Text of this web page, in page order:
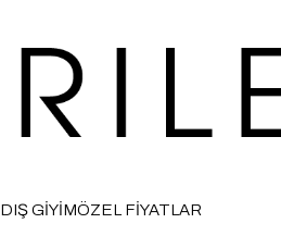
DIŞ GİYİMÖZEL FİYATLAR